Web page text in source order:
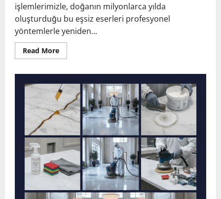
işlemlerimizle, doğanın milyonlarca yılda
oluşturduğu bu eşsiz eserleri profesyonel
yöntemlerle yeniden...
Read MoreRead
more
Restorasyonu
ve
Mermer
Cilalama
Hizmetleri